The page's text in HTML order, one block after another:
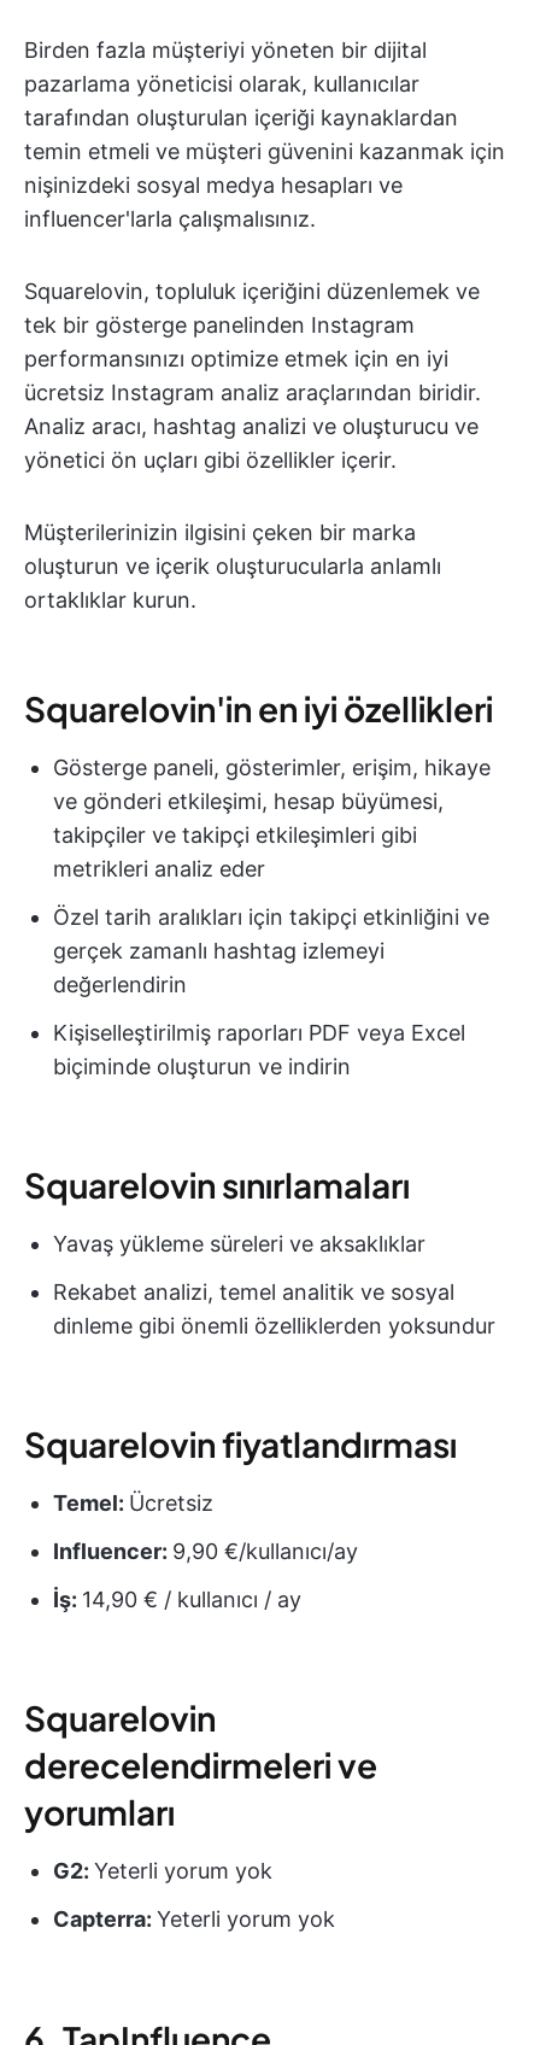
Birden fazla müşteriyi yöneten bir dijital
pazarlama yöneticisi olarak, kullanıcılar
tarafından oluşturulan içeriği kaynaklardan
temin etmeli ve müşteri güvenini kazanmak için
nişinizdeki sosyal medya hesapları ve
influencer'larla çalışmalısınız.
Squarelovin, topluluk içeriğini düzenlemek ve
tek bir gösterge panelinden Instagram
performansınızı optimize etmek için en iyi
ücretsiz Instagram analiz araçlarından biridir.
Analiz aracı, hashtag analizi ve oluşturucu ve
yönetici ön uçları gibi özellikler içerir.
Müşterilerinizin ilgisini çeken bir marka
oluşturun ve içerik oluşturucularla anlamlı
ortaklıklar kurun.
Squarelovin'in en iyi özellikleri
Gösterge paneli, gösterimler, erişim, hikaye
ve gönderi etkileşimi, hesap büyümesi,
takipçiler ve takipçi etkileşimleri gibi
metrikleri analiz eder
Özel tarih aralıkları için takipçi etkinliğini ve
gerçek zamanlı hashtag izlemeyi
değerlendirin
Kişiselleştirilmiş raporları PDF veya Excel
biçiminde oluşturun ve indirin
Squarelovin sınırlamaları
Yavaş yükleme süreleri ve aksaklıklar
Rekabet analizi, temel analitik ve sosyal
dinleme gibi önemli özelliklerden yoksundur
Squarelovin fiyatlandırması
Temel: Ücretsiz
Influencer: 9,90 €/kullanıcı/ay
İş: 14,90 € / kullanıcı / ay
Squarelovin
derecelendirmeleri ve
yorumları
G2: Yeterli yorum yok
Capterra: Yeterli yorum yok